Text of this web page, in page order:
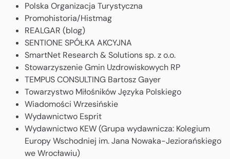
Polska Organizacja Turystyczna
Promohistoria/Histmag
REALGAR (blog)
SENTIONE SPÓŁKA AKCYJNA
SmartNet Research & Solutions sp. z o.o.
Stowarzyszenie Gmin Uzdrowiskowych RP
TEMPUS CONSULTING Bartosz Gayer
Towarzystwo Miłośników Języka Polskiego
Wiadomości Wrzesińskie
Wydawnictwo Esprit
Wydawnictwo KEW (Grupa wydawnicza: Kolegium
Europy Wschodniej im. Jana Nowaka-Jeziorańskiego
we Wrocławiu)